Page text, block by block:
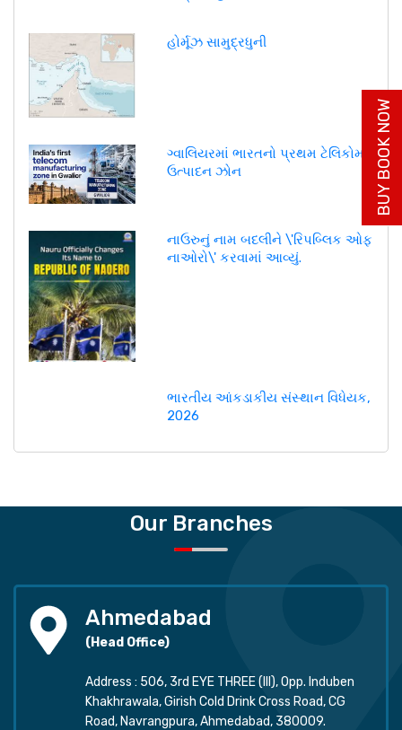
હોર્મૂઝ સામુદ્રધુની
ગ્વાલિયરમાં ભારતનો પ્રથમ ટેલિકોમ
ઉત્પાદન ઝોન
નાઉરુનું નામ બદલીને \'રિપબ્લિક ઓફ
નાઓરો\' કરવામાં આવ્યું.
ભારતીય આંકડાકીય સંસ્થાન વિધેયક,
2026
Our Branches
Ahmedabad
(Head Office)
Address : 506, 3rd EYE THREE (III), Opp. Induben
Khakhrawala, Girish Cold Drink Cross Road, CG
Road, Navrangpura, Ahmedabad, 380009.
BUY BOOK NOW